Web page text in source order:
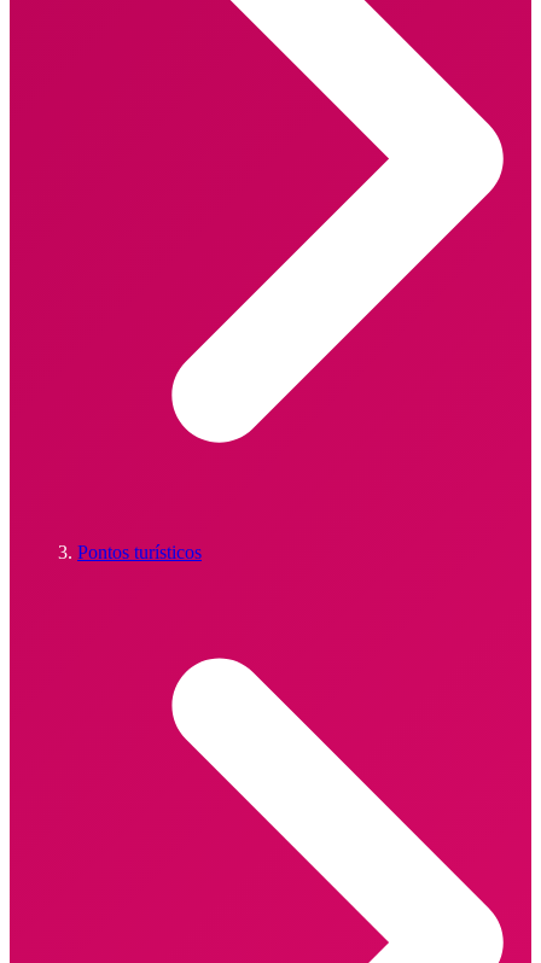
Pontos turísticos